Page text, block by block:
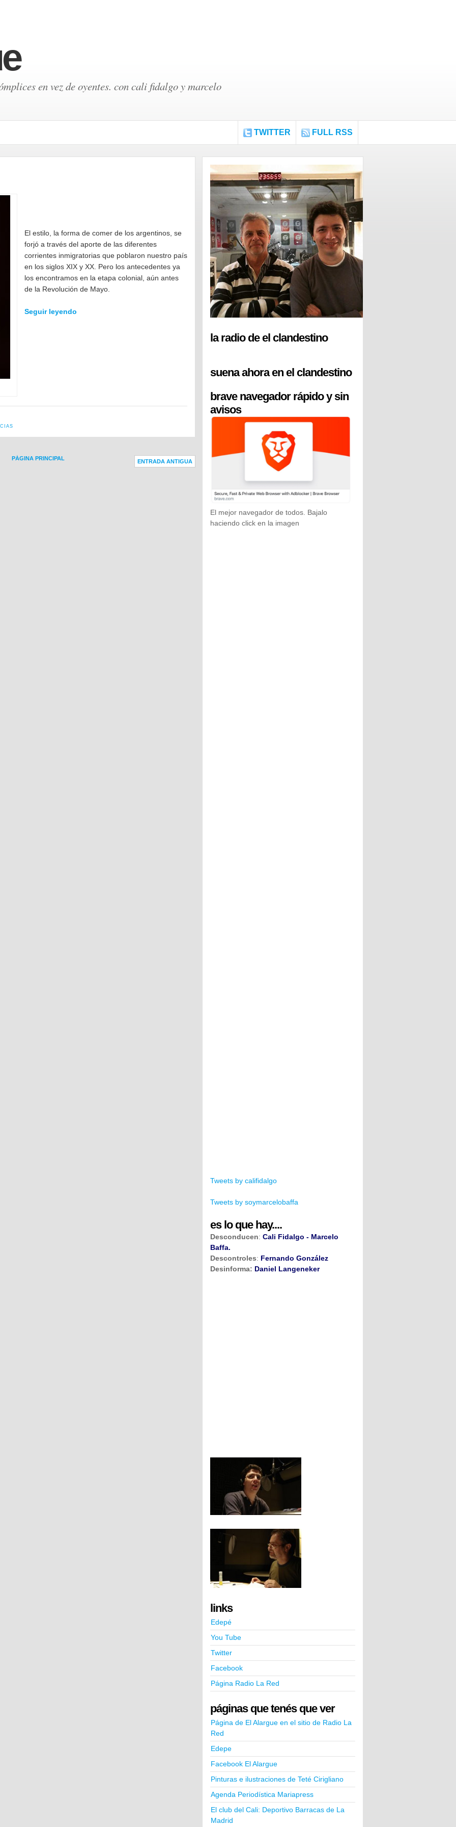
en vez de oyentes. con cali fidalgo y marcelo
TWITTER FULL RSS
El estilo, la forma de comer de los argentinos, se
forjó a través del aporte de las diferentes
corrientes inmigratorias que poblaron nuestro país
en los siglos XIX y XX. Pero los antecedentes ya
los encontramos en la etapa colonial, aún antes
de la Revolución de Mayo.
Seguir leyendo
ENTRADA ANTIGUA
PÁGINA PRINCIPAL
la radio de el clandestino
suena ahora en el clandestino
brave navegador rápido y sin
avisos
El mejor navegador de todos. Bajalo
haciendo click en la imagen
Tweets by califidalgo
Tweets by soymarcelobaffa
es lo que hay....
Desconducen: Cali Fidalgo - Marcelo
Baffa.
Descontroles: Fernando González
Desinforma: Daniel Langeneker
links
Edepé
You Tube
Twitter
Facebook
Página Radio La Red
páginas que tenés que ver
Página de El Alargue en el sitio de Radio La
Red
Edepe
Facebook El Alargue
Pinturas e ilustraciones de Teté Cirigliano
Agenda Periodística Mariapress
El club del Cali: Deportivo Barracas de La
Madrid